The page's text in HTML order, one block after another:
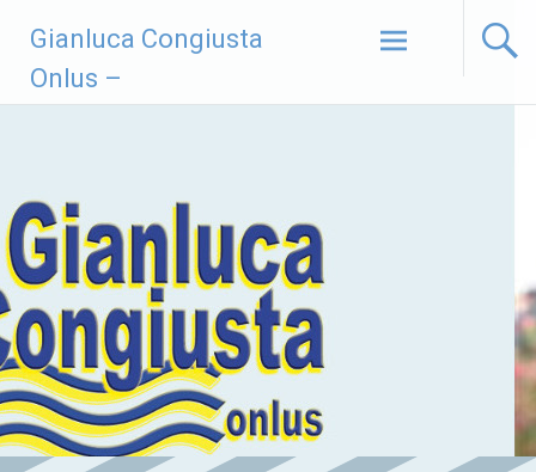
contenuto
Gianluca Congiusta
Onlus –